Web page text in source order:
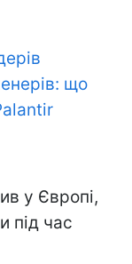
що
у Європі,
під час